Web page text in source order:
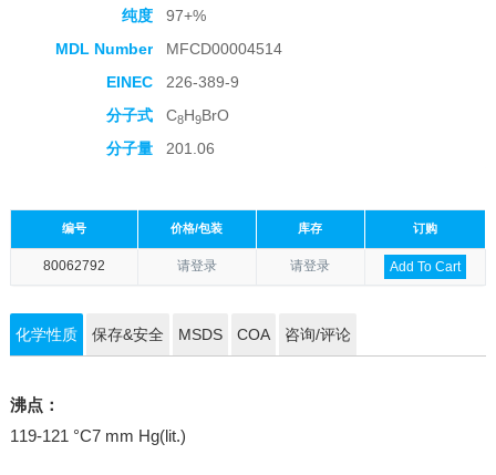
纯度
97+%
MDL Number
MFCD00004514
EINEC
226-389-9
分子式
C8H9BrO
分子量
201.06
编号 价格/包装 库存 订购
80062792 请登录 请登录 Add To Cart
化学性质 保存&安全 MSDS COA 咨询/评论
沸点：
119-121 °C7 mm Hg(lit.)